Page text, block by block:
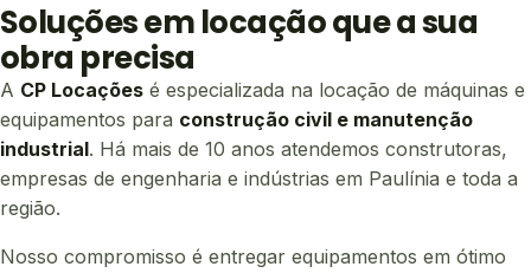
Soluções em locação que a sua
obra precisa
A CP Locações é especializada na locação de máquinas e
equipamentos para construção civil e manutenção
industrial. Há mais de 10 anos atendemos construtoras,
empresas de engenharia e indústrias em Paulínia e toda a
região.
Nosso compromisso é entregar equipamentos em ótimo